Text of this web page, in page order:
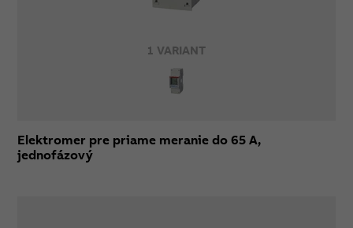
1 VARIANT
Elektromer pre priame meranie do 65 A,
jednofázový